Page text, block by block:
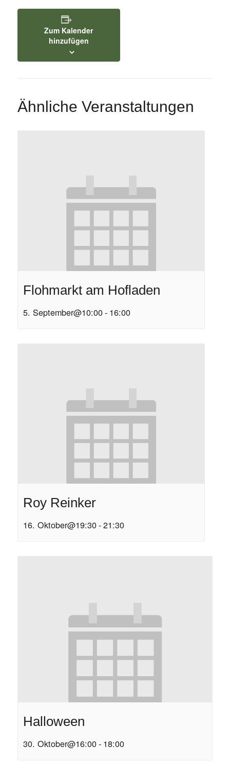
Zum Kalender
hinzufügen
Ähnliche Veranstaltungen
Flohmarkt am Hofladen
5. September@10:00- 16:00
Roy Reinker
16. Oktober@19:30-21:30
Halloween
30. Oktober@16:00- 18:00